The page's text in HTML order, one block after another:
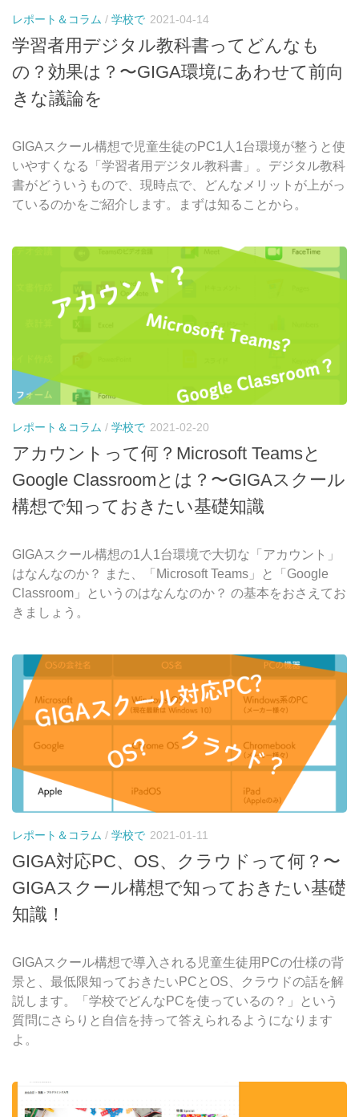
レポート＆コラム / 学校で 2021-04-14
学習者用デジタル教科書ってどんなも
の？効果は？〜GIGA環境にあわせて前向
きな議論を
GIGAスクール構想で児童生徒のPC1人1台環境が整うと使
いやすくなる「学習者用デジタル教科書」。デジタル教科
書がどういうもので、現時点で、どんなメリットが上がっ
ているのかをご紹介します。まずは知ることから。
レポート＆コラム / 学校で 2021-02-20
アカウントって何？Microsoft Teamsと
Google Classroomとは？〜GIGAスクール
構想で知っておきたい基礎知識
GIGAスクール構想の1人1台環境で大切な「アカウント」
はなんなのか？ また、「Microsoft Teams」と「Google
Classroom」というのはなんなのか？ の基本をおさえてお
きましょう。
レポート＆コラム / 学校で 2021-01-11
GIGA対応PC、OS、クラウドって何？〜
GIGAスクール構想で知っておきたい基礎
知識！
GIGAスクール構想で導入される児童生徒用PCの仕様の背
景と、最低限知っておきたいPCとOS、クラウドの話を解
説します。「学校でどんなPCを使っているの？」という
質問にさらりと自信を持って答えられるようになります
よ。